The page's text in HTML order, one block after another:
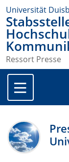
Universität
Ressort Presse